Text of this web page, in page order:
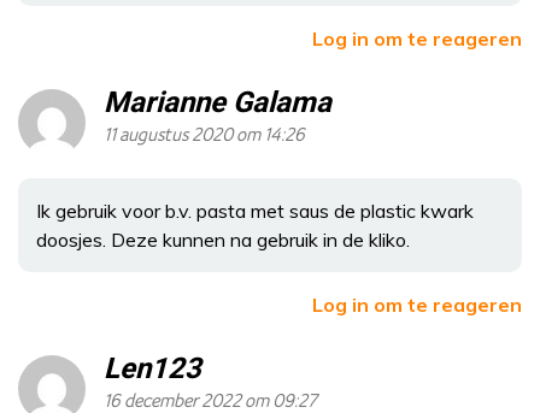
Log in om te reageren
Marianne Galama
11 augustus 2020 om 14:26
Ik gebruik voor b.v. pasta met saus de plastic kwark
doosjes. Deze kunnen na gebruik in de kliko.
Log in om te reageren
Len123
16 december 2022 om 09:27